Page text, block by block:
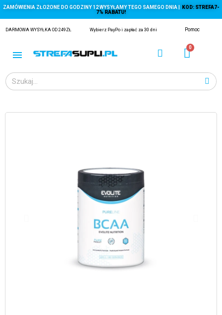
ZAMÓWIENIA ZŁOŻONE DO GODZINY 12 WYSYŁAMY TEGO SAMEGO DNIA |
KOD: STREFA7-
7% RABATU!
DARMOWA WYSYŁKA OD 249ZŁ Wybierz PayPo i zapłać za 30 dni Pomoc